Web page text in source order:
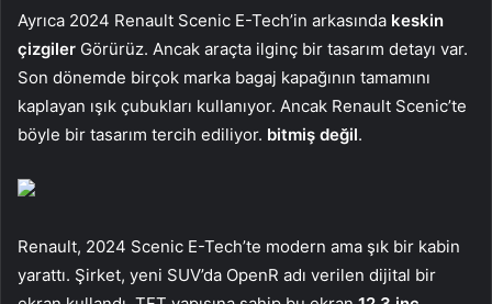
Ayrıca 2024 Renault Scenic E-Tech’in arkasında keskin
çizgiler Görürüz. Ancak araçta ilginç bir tasarım detayı var.
Son dönemde birçok marka bagaj kapağının tamamını
kaplayan ışık çubukları kullanıyor. Ancak Renault Scenic’te
böyle bir tasarım tercih ediliyor. bitmiş değil.
Renault, 2024 Scenic E-Tech’te modern ama şık bir kabin
yarattı. Şirket, yeni SUV’da OpenR adı verilen dijital bir